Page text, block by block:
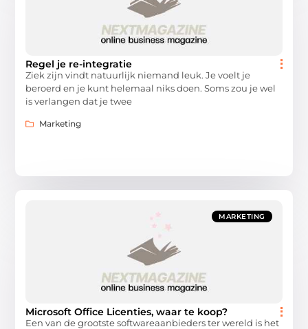
Regel je re-integratie
Ziek zijn vindt natuurlijk niemand leuk. Je voelt je
beroerd en je kunt helemaal niks doen. Soms zou je wel
is verlangen dat je twee
Marketing
MARKETING
Microsoft Office Licenties, waar te koop?
Een van de grootste softwareaanbieders ter wereld is het